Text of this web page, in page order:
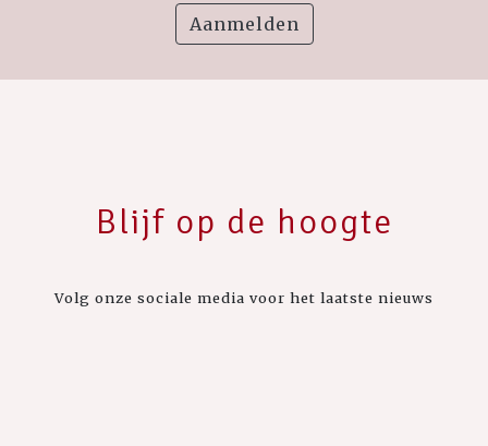
Aanmelden
Blijf op de hoogte
Volg onze sociale media voor het laatste nieuws